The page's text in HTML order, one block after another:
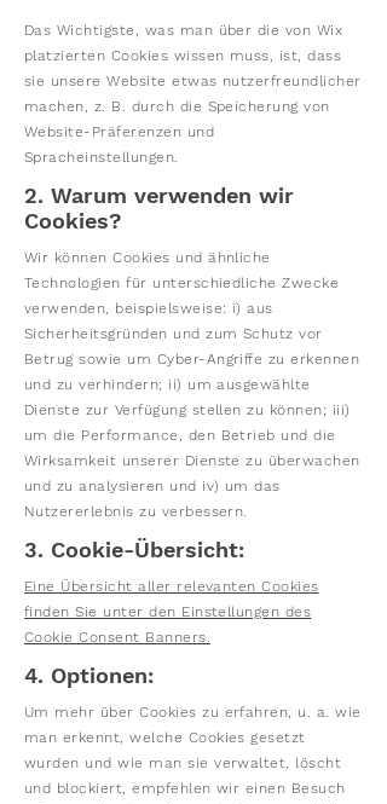
Das Wichtigste, was man über die von Wix
platzierten Cookies wissen muss, ist, dass
sie unsere Website etwas nutzerfreundlicher
machen, z. B. durch die Speicherung von
Website-Präferenzen und
Spracheinstellungen.
2. Warum verwenden wir
Cookies?
Wir können Cookies und ähnliche
Technologien für unterschiedliche Zwecke
verwenden, beispielsweise: i) aus
Sicherheitsgründen und zum Schutz vor
Betrug sowie um Cyber-Angriffe zu erkennen
und zu verhindern; ii) um ausgewählte
Dienste zur Verfügung stellen zu können; iii)
um die Performance, den Betrieb und die
Wirksamkeit unserer Dienste zu überwachen
und zu analysieren und iv) um das
Nutzererlebnis zu verbessern.
3. Cookie-Übersicht:
Eine Übersicht aller relevanten Cookies
finden Sie unter den Einstellungen des
Cookie Consent Banners.
4. Optionen:
Um mehr über Cookies zu erfahren, u. a. wie
man erkennt, welche Cookies gesetzt
wurden und wie man sie verwaltet, löscht
und blockiert, empfehlen wir einen Besuch